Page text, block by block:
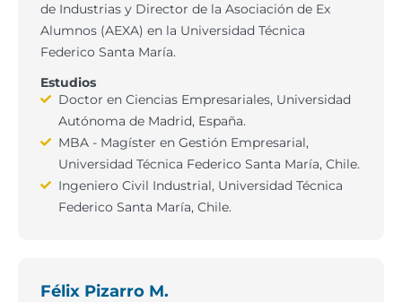
de Industrias y Director de la Asociación de Ex
Alumnos (AEXA) en la Universidad Técnica
Federico Santa María.
Estudios
Doctor en Ciencias Empresariales, Universidad
Autónoma de Madrid, España.
MBA - Magíster en Gestión Empresarial,
Universidad Técnica Federico Santa María, Chile.
Ingeniero Civil Industrial, Universidad Técnica
Federico Santa María, Chile.
Félix Pizarro M.